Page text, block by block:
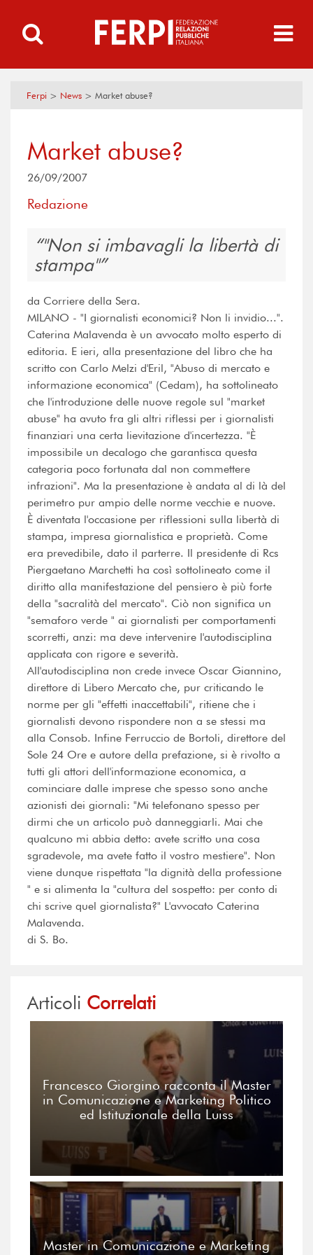
Ferpi > News > Market abuse?
Market abuse?
26/09/2007
Redazione
"Non si imbavagli la libertà di
stampa"
da Corriere della Sera.
MILANO - "I giornalisti economici? Non li invidio...".
Caterina Malavenda è un avvocato molto esperto di
editoria. E ieri, alla presentazione del libro che ha
scritto con Carlo Melzi d'Eril, "Abuso di mercato e
informazione economica" (Cedam), ha sottolineato
che l'introduzione delle nuove regole sul "market
abuse" ha avuto fra gli altri riflessi per i giornalisti
finanziari una certa lievitazione d'incertezza. "È
impossibile un decalogo che garantisca questa
categoria poco fortunata dal non commettere
infrazioni". Ma la presentazione è andata al di là del
perimetro pur ampio delle norme vecchie e nuove.
È diventata l'occasione per riflessioni sulla libertà di
stampa, impresa giornalistica e proprietà. Come
era prevedibile, dato il parterre. Il presidente di Rcs
Piergaetano Marchetti ha così sottolineato come il
diritto alla manifestazione del pensiero è più forte
della "sacralità del mercato". Ciò non significa un
"semaforo verde " ai giornalisti per comportamenti
scorretti, anzi: ma deve intervenire l'autodisciplina
applicata con rigore e severità.
All'autodisciplina non crede invece Oscar Giannino,
direttore di Libero Mercato che, pur criticando le
norme per gli "effetti inaccettabili", ritiene che i
giornalisti devono rispondere non a se stessi ma
alla Consob. Infine Ferruccio de Bortoli, direttore del
Sole 24 Ore e autore della prefazione, si è rivolto a
tutti gli attori dell'informazione economica, a
cominciare dalle imprese che spesso sono anche
azionisti dei giornali: "Mi telefonano spesso per
dirmi che un articolo può danneggiarli. Mai che
qualcuno mi abbia detto: avete scritto una cosa
sgradevole, ma avete fatto il vostro mestiere". Non
viene dunque rispettata "la dignità della professione
" e si alimenta la "cultura del sospetto: per conto di
chi scrive quel giornalista?" L'avvocato Caterina
Malavenda.
di S. Bo.
Articoli Correlati
Francesco Giorgino racconta il Master
in Comunicazione e Marketing Politico
ed Istituzionale della Luiss
Master in Comunicazione e Marketing